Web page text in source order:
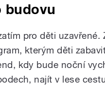
budovu
pro děti
kterým děti
kdy bude noční
najít v lese